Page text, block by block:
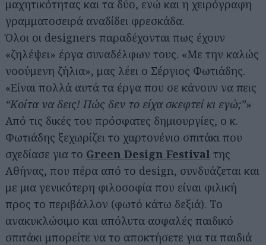
μαχητικότητας και τα δύο, ενώ και η χειρόγραφη
γραμματοσειρά αναδίδει φρεσκάδα.
Όλοι οι designers παραδέχονται πως έχουν
«ζηλέψει» έργα συναδέλφων τους. «Με την καλώς
νοούμενη ζήλια», μας λέει ο Σέργιος Φωτιάδης.
«Είναι πολλά αυτά τα έργα που σε κάνουν να πεις
“Κοίτα να δεις! Πώς δεν το είχα σκεφτεί κι εγώ;”»
Από τις δικές του πρόσφατες δημιουργίες, ο κ.
Φωτιάδης ξεχωρίζει το χαρτονένιο σπιτάκι που
σχεδίασε για το Green Design Festival της
Αθήνας, που πέρα από το design, συνδυάζεται και
με μια γενικότερη φιλοσοφία που είναι φιλική
προς το περιβάλλον (φωτό κάτω δεξιά). Το
ανακυκλώσιμο και απόλυτα ασφαλές παιδικό
σπιτάκι μπορείτε να το αποκτήσετε για τα παιδιά
για...